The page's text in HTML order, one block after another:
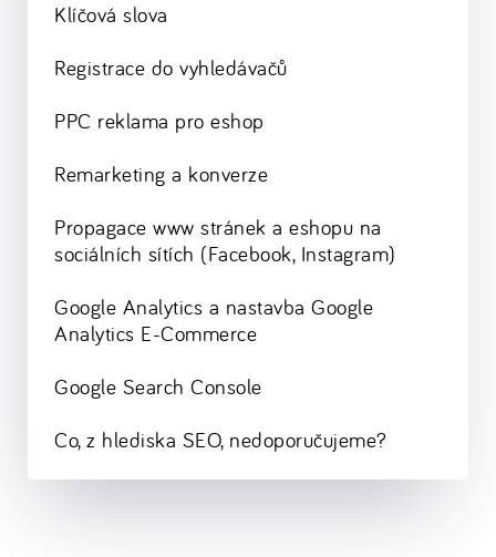
Klíčová slova
Registrace do vyhledávačů
PPC reklama pro eshop
Remarketing a konverze
Propagace www stránek a eshopu na
sociálních sítích (Facebook, Instagram)
Google Analytics a nastavba Google
Analytics E-Commerce
Google Search Console
Co, z hlediska SEO, nedoporučujeme?